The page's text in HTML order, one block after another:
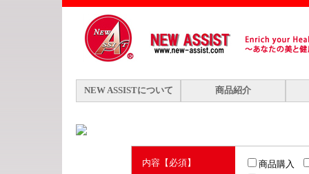
NEW ASSISTについて 商品紹介
内容 【必須】
商品購入